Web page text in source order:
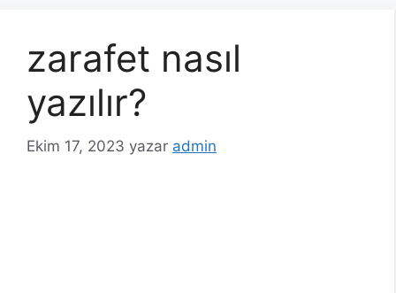
zarafet nasıl
yazılır?
Ekim 17, 2023 yazar admin